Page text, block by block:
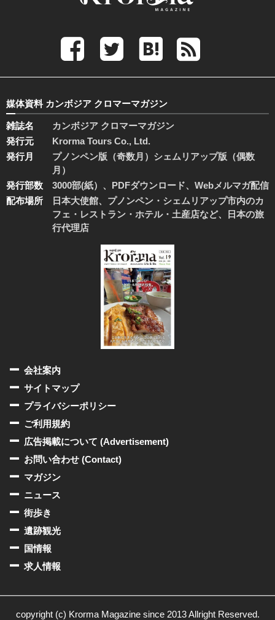
媒体資料 カンボジア クロマーマガジン
雑誌名
カンボジア クロマーマガジン
発行元
Krorma Tours Co., Ltd.
発行月
プノンペン版（奇数月）シェムリアップ版（偶数
月）
発行部数
3000部(紙）、PDFダウンロード、Webメルマガ配信
配布場所
日本大使館、プノンペン・シェムリアップ市内のカ
フェ・レストラン・ホテル・土産店など、日本の旅
行代理店
会社案内
サイトマップ
プライバシーポリシー
ご利用規約
広告掲載について (Advertisement)
お問い合わせ (Contact)
マガジン
ニュース
街歩き
遺跡観光
国情報
求人情報
copyright (c) Krorma Magazine since 2013 Allright Reserved.